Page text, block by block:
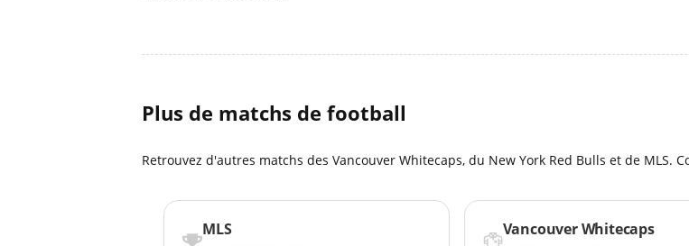
Plus de matchs de football
Retrouvez d'autres matchs des Vancouver Whitecaps, du New York Red Bulls et de MLS.
MLS Vancouver Whitecaps